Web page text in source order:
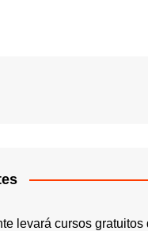
levará cursos gratuitos